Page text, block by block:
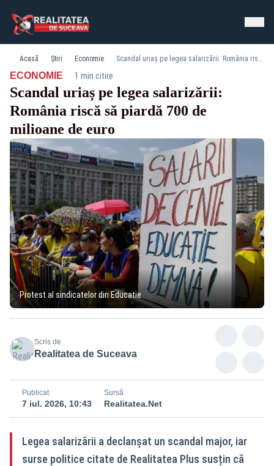
Acasă Știri Economie Scandal uriaș pe legea salarizării: România riscă să piardă 700 de milioane de euro
ECONOMIE· 1 min citire
Scandal uriaș pe legea salarizării:
România riscă să piardă 700 de
milioane de euro
Protest al sindicatelor din Educatie
Scris de
Realitatea de Suceava
Publicat
7 iul. 2026, 10:43
Sursă
Realitatea.Net
Legea salarizării a declanșat un scandal major, iar
surse politice citate de Realitatea Plus susțin că